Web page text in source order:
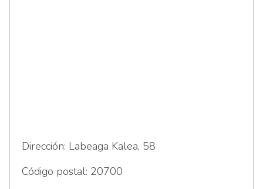
Dirección: Labeaga Kalea, 58
Código postal: 20700